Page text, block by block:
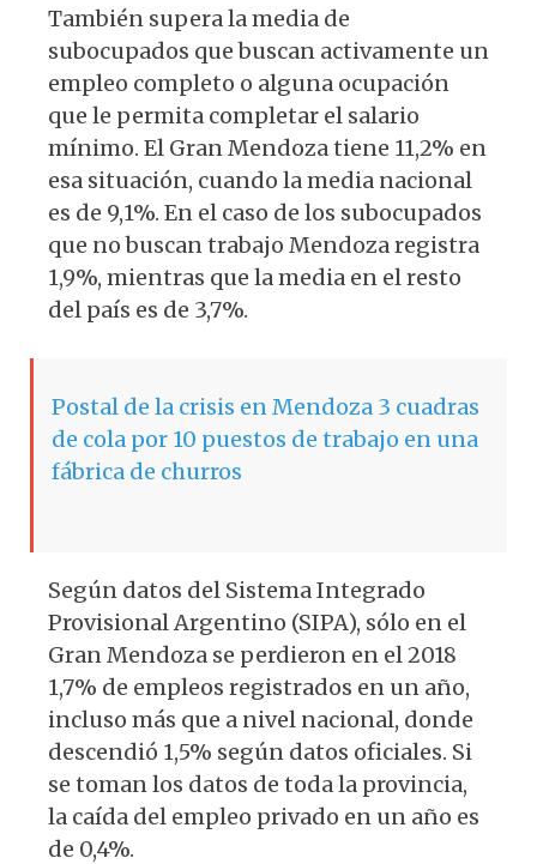
También supera la media de
subocupados que buscan activamente un
empleo completo o alguna ocupación
que le permita completar el salario
mínimo. El Gran Mendoza tiene 11,2% en
esa situación, cuando la media nacional
es de 9,1%. En el caso de los subocupados
que no buscan trabajo Mendoza registra
1,9%, mientras que la media en el resto
del país es de 3,7%.
Postal de la crisis en Mendoza 3 cuadras
de cola por 10 puestos de trabajo en una
fábrica de churros
Según datos del Sistema Integrado
Provisional Argentino (SIPA), sólo en el
Gran Mendoza se perdieron en el 2018
1,7% de empleos registrados en un año,
incluso más que a nivel nacional, donde
descendió 1,5% según datos oficiales. Si
se toman los datos de toda la provincia,
la caída del empleo privado en un año es
de 0,4%.